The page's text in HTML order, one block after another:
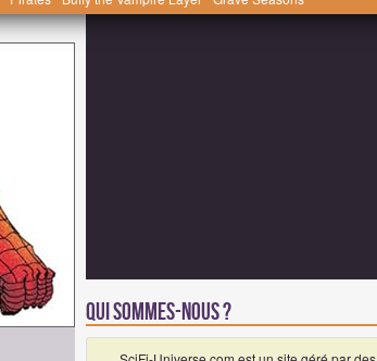
Qui sommes-nous ?